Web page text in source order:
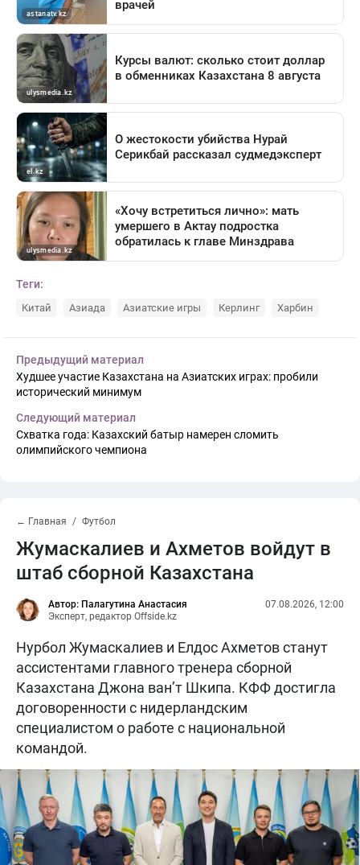
Теги:
Китай Азиада Азиатские игры Керлинг Харбин
Предыдущий материал
Худшее участие Казахстана на Азиатских играх: пробили
исторический минимум
Следующий материал
Схватка года: Казахский батыр намерен сломить
олимпийского чемпиона
← Главная Футбол
Жумаскалиев и Ахметов войдут в
штаб сборной Казахстана
Автор: Палагутина Анастасия
Эксперт, редактор Offside.kz
07.08.2026, 12:00
Нурбол Жумаскалиев и Елдос Ахметов станут
ассистентами главного тренера сборной
Казахстана Джона ван’т Шкипа. КФФ достигла
договоренности с нидерландским
специалистом о работе с национальной
командой.